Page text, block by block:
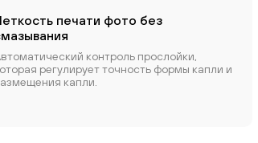
печати фото без
контроль прослойки,
регулирует точность формы капли и
капли.